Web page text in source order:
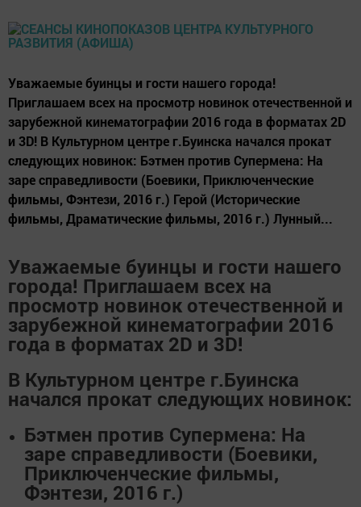
Уважаемые буинцы и гости нашего города!
Приглашаем всех на просмотр новинок отечественной и
зарубежной кинематографии 2016 года в форматах 2D
и 3D! В Культурном центре г.Буинска начался прокат
следующих новинок: Бэтмен против Супермена: На
заре справедливости (Боевики, Приключенческие
фильмы, Фэнтези, 2016 г.) Герой (Исторические
фильмы, Драматические фильмы, 2016 г.) Лунный...
Уважаемые буинцы и гости нашего
города! Приглашаем всех на
просмотр новинок отечественной и
зарубежной кинематографии 2016
года в форматах 2D и 3D!
В Культурном центре г.Буинска
начался прокат следующих новинок:
Бэтмен против Супермена: На
заре справедливости (Боевики,
Приключенческие фильмы,
Фэнтези, 2016 г.)